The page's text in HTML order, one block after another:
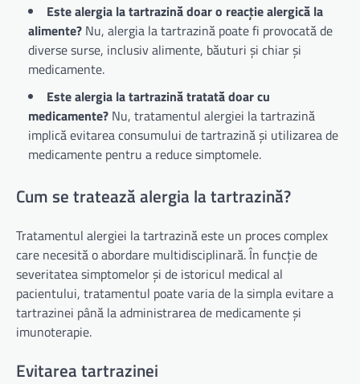
Este alergia la tartrazină doar o reacție alergică la
alimente? Nu, alergia la tartrazină poate fi provocată de
diverse surse, inclusiv alimente, băuturi și chiar și
medicamente.
Este alergia la tartrazină tratată doar cu
medicamente? Nu, tratamentul alergiei la tartrazină
implică evitarea consumului de tartrazină și utilizarea de
medicamente pentru a reduce simptomele.
Cum se tratează alergia la tartrazină?
Tratamentul alergiei la tartrazină este un proces complex
care necesită o abordare multidisciplinară. În funcție de
severitatea simptomelor și de istoricul medical al
pacientului, tratamentul poate varia de la simpla evitare a
tartrazinei până la administrarea de medicamente și
imunoterapie.
Evitarea tartrazinei